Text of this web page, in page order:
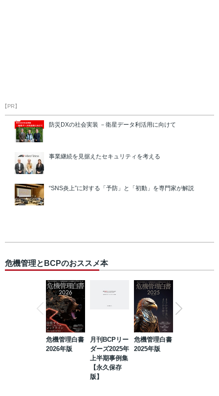
【PR】
防災DXの社会実装 －衛星データ利活用に向けて
事業継続を見据えたセキュリティを考える
“SNS炎上”に対する「予防」と「初動」を専門家が解説
危機管理とBCPのおススメ本
危機管理白書
2026年版
月刊BCPリー
ダーズ2025年
上半期事例集
【永久保存
版】
危機管理白書
2025年版